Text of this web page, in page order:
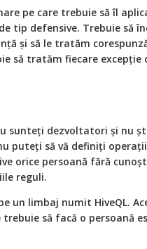
pe care trebuie să îl
tip defensive. Trebuie să
și să le tratăm
să tratăm fiecare excepție
sunteți dezvoltatori și nu
puteți să vă definiți
orice persoană fără
reguli.
un limbaj numit HiveQL.
trebuie să facă o persoană